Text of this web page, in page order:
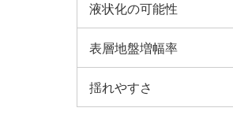
液状化の可能性
表層地盤増幅率
揺れやすさ